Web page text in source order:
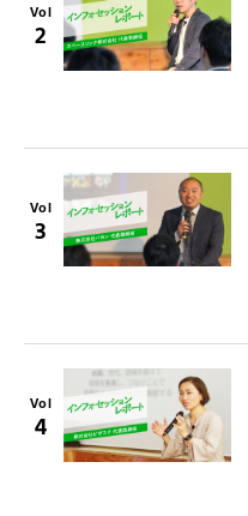
Vol
2
Vol
3
Vol
4